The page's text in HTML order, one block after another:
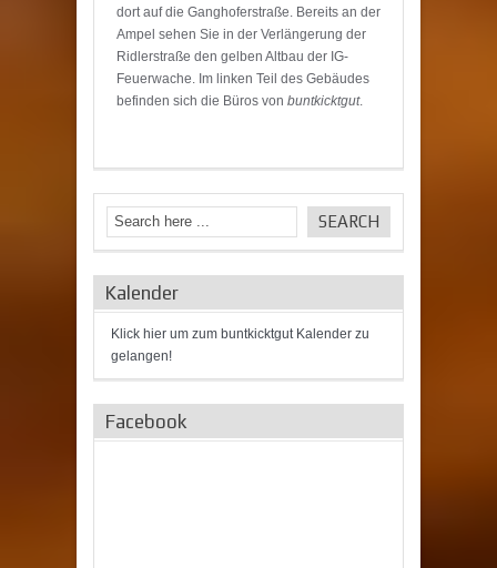
dort auf die Ganghoferstraße. Bereits an der
Ampel sehen Sie in der Verlängerung der
Ridlerstraße den gelben Altbau der IG-
Feuerwache. Im linken Teil des Gebäudes
befinden sich die Büros von buntkicktgut.
Kalender
Klick hier um zum buntkicktgut Kalender zu
gelangen!
Facebook